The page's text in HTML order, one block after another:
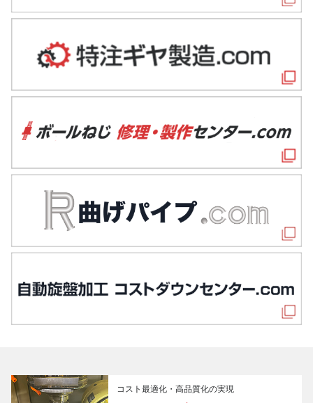
コスト最適化・高品質化の実現